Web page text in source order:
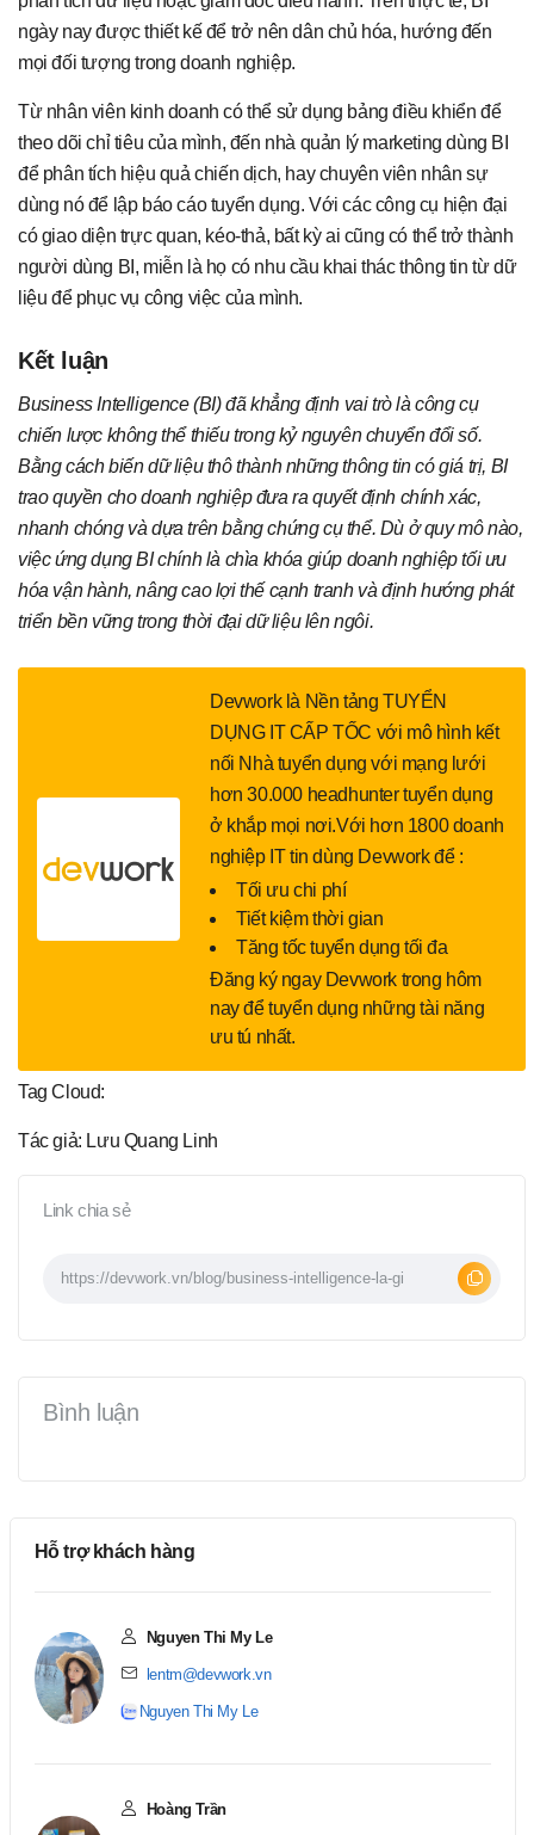
ngày nay được thiết kế để trở nên dân chủ hóa, hướng đến
mọi đối tượng trong doanh nghiệp.
Từ nhân viên kinh doanh có thể sử dụng bảng điều khiển để
theo dõi chỉ tiêu của mình, đến nhà quản lý marketing dùng BI
để phân tích hiệu quả chiến dịch, hay chuyên viên nhân sự
dùng nó để lập báo cáo tuyển dụng. Với các công cụ hiện đại
có giao diện trực quan, kéo-thả, bất kỳ ai cũng có thể trở thành
người dùng BI, miễn là họ có nhu cầu khai thác thông tin từ dữ
liệu để phục vụ công việc của mình.
Kết luận
Business Intelligence (BI) đã khẳng định vai trò là công cụ
chiến lược không thể thiếu trong kỷ nguyên chuyển đổi số.
Bằng cách biến dữ liệu thô thành những thông tin có giá trị, BI
trao quyền cho doanh nghiệp đưa ra quyết định chính xác,
nhanh chóng và dựa trên bằng chứng cụ thể. Dù ở quy mô nào,
việc ứng dụng BI chính là chìa khóa giúp doanh nghiệp tối ưu
hóa vận hành, nâng cao lợi thế cạnh tranh và định hướng phát
triển bền vững trong thời đại dữ liệu lên ngôi.
Devwork là Nền tảng TUYỂN
DỤNG IT CẤP TỐC với mô hình kết
nối Nhà tuyển dụng với mạng lưới
hơn 30.000 headhunter tuyển dụng
ở khắp mọi nơi.Với hơn 1800 doanh
nghiệp IT tin dùng Devwork để :
Tối ưu chi phí
Tiết kiệm thời gian
Tăng tốc tuyển dụng tối đa
Đăng ký ngay Devwork trong hôm
nay để tuyển dụng những tài năng
ưu tú nhất.
Tag Cloud:
Tác giả: Lưu Quang Linh
Link chia sẻ
Bình luận
Hỗ trợ khách hàng
Nguyen Thi My Le
lentm@devwork.vn
Nguyen Thi My Le
Hoàng Trần